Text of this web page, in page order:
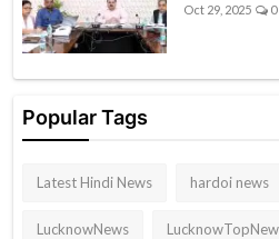
Oct 29, 2025 0
Popular Tags
Latest Hindi News hardoi news
LucknowNews